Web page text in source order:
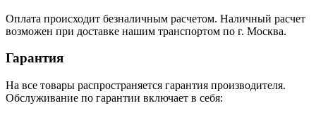
Оплата происходит безналичным расчетом. Наличный расчет
возможен при доставке нашим транспортом по г. Москва.
Гарантия
На все товары распространяется гарантия производителя.
Обслуживание по гарантии включает в себя: